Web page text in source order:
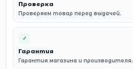
Проверка
Проверяем товар перед выдачей.
✓
Гарантия
Гарантия магазина и производителя.